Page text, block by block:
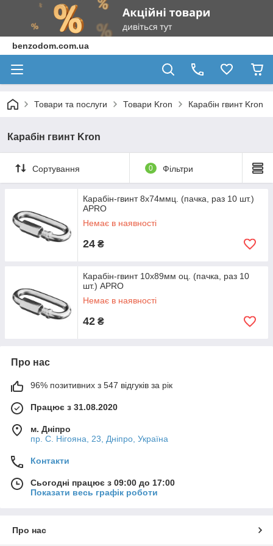
benzodom.com.ua
Товари та послуги Товари Kron Карабін гвинт Kron
Карабін гвинт Kron
Сортування 0 Фільтри
Карабін-гвинт 8х74ммц. (пачка, раз 10 шт.)
APRO
Немає в наявності
24 ₴
Карабін-гвинт 10х89мм оц. (пачка, раз 10
шт.) APRO
Немає в наявності
42 ₴
Про нас
96% позитивних з 547 відгуків за рік
Працює з 31.08.2020
м. Дніпро
пр. С. Нігояна, 23, Дніпро, Україна
Контакти
Сьогодні працює з 09:00 до 17:00
Показати весь графік роботи
Про нас